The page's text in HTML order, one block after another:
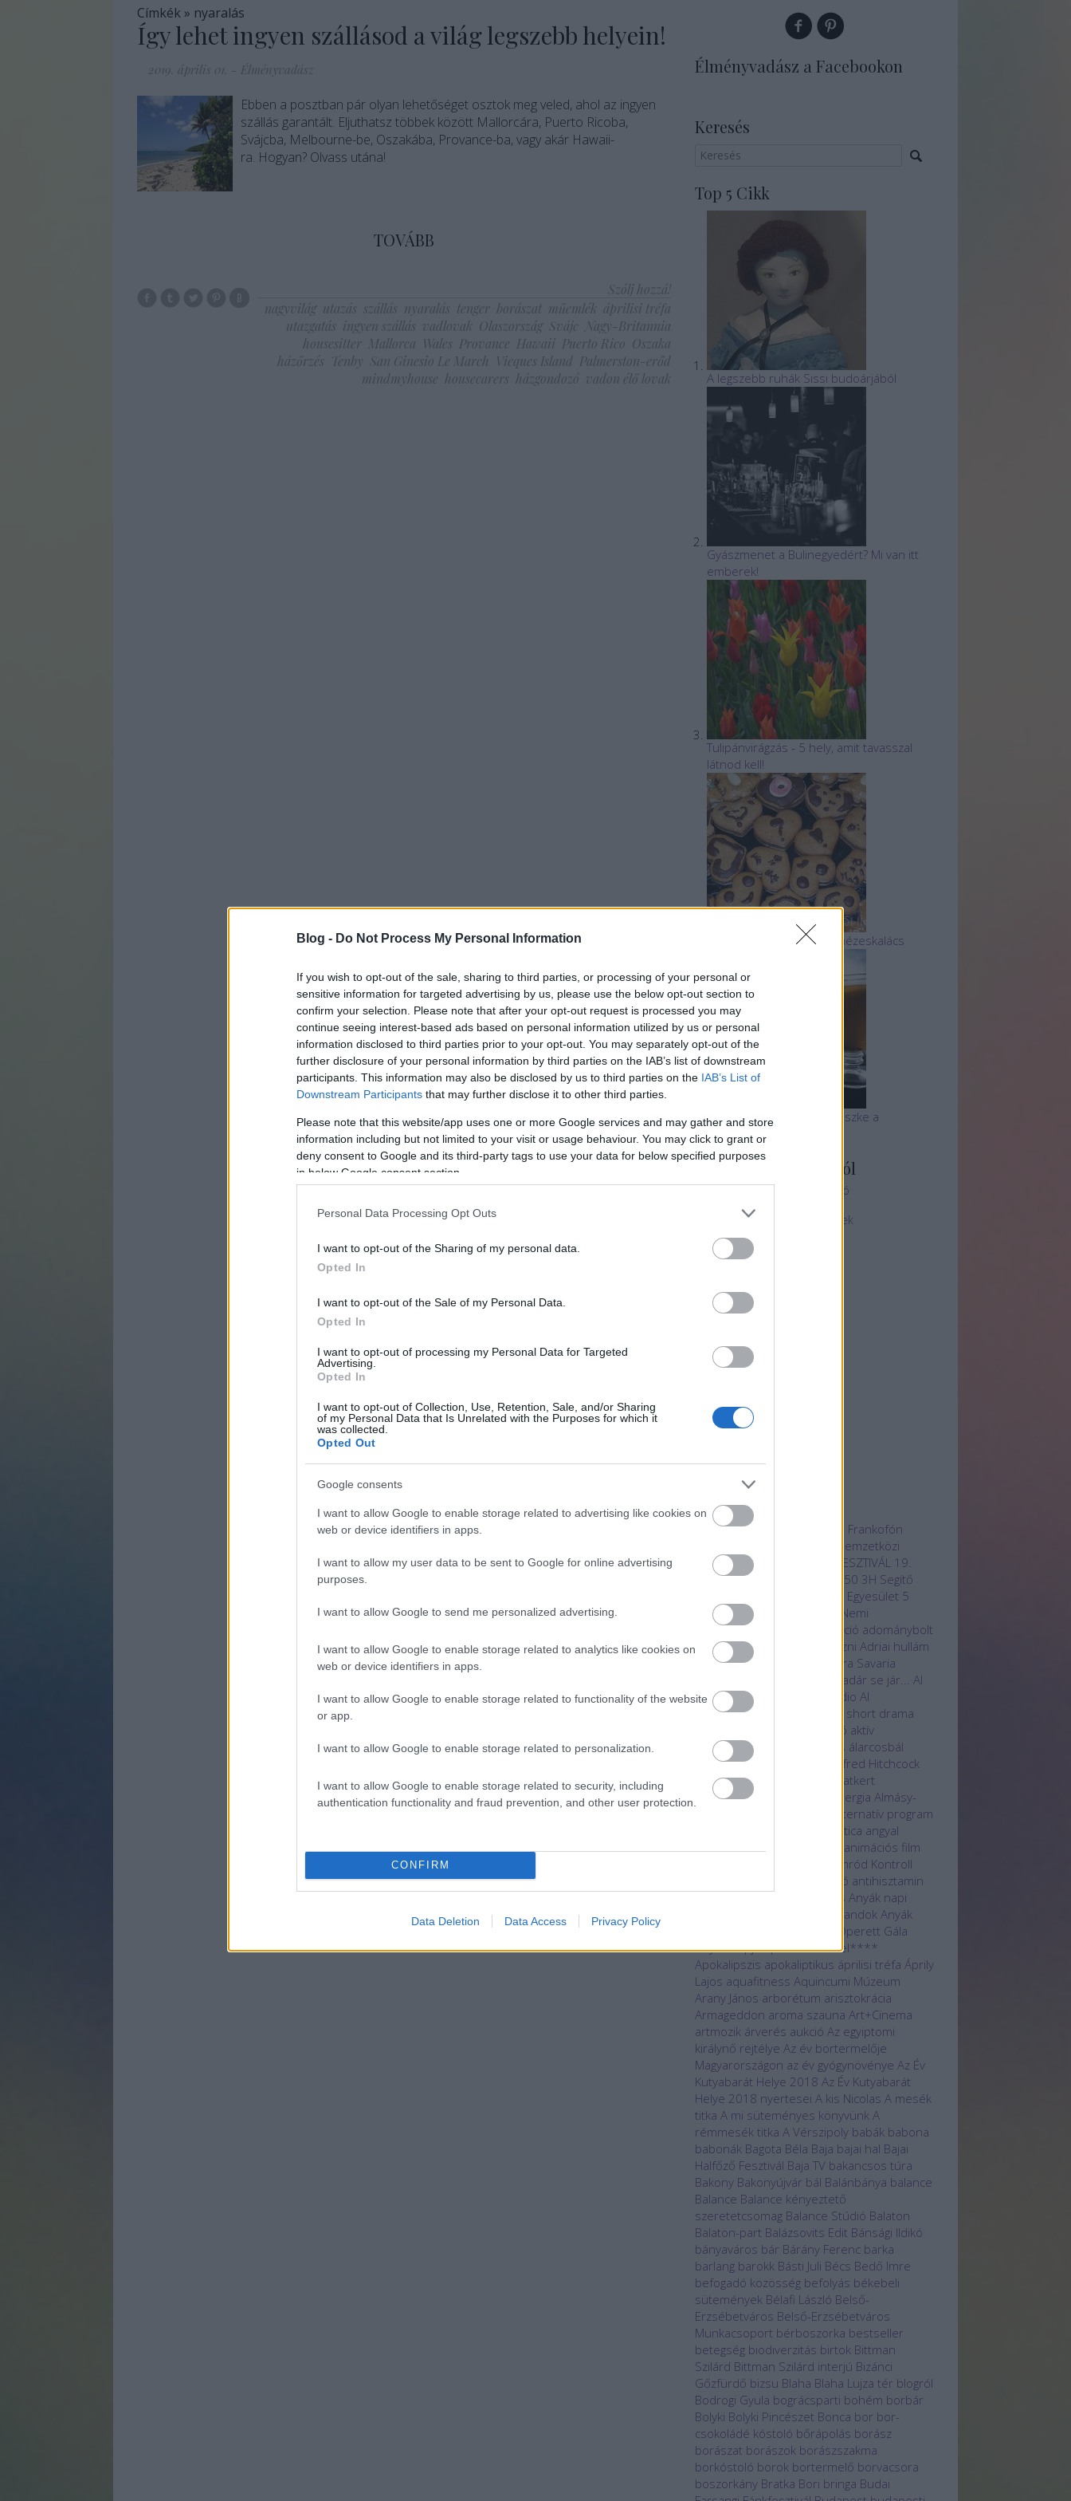
Blog - Do Not Process My Personal Information
If you wish to opt-out of the sale, sharing to third parties, or processing of your personal or
sensitive information for targeted advertising by us, please use the below opt-out section to
confirm your selection. Please note that after your opt-out request is processed you may
continue seeing interest-based ads based on personal information utilized by us or personal
information disclosed to third parties prior to your opt-out. You may separately opt-out of the
further disclosure of your personal information by third parties on the IAB’s list of downstream
participants. This information may also be disclosed by us to third parties on the IAB’s List of
Downstream Participants that may further disclose it to other third parties.
Please note that this website/app uses one or more Google services and may gather and store
information including but not limited to your visit or usage behaviour. You may click to grant or
deny consent to Google and its third-party tags to use your data for below specified purposes
in below Google consent section.
Personal Data Processing Opt Outs
I want to opt-out of the Sharing of my personal data.
Opted In
I want to opt-out of the Sale of my Personal Data.
Opted In
I want to opt-out of processing my Personal Data for Targeted
Advertising.
Opted In
I want to opt-out of Collection, Use, Retention, Sale, and/or Sharing
of my Personal Data that Is Unrelated with the Purposes for which it
was collected.
Opted Out
Google consents
I want to allow Google to enable storage related to advertising like cookies on
web or device identifiers in apps.
I want to allow my user data to be sent to Google for online advertising
purposes.
I want to allow Google to send me personalized advertising.
I want to allow Google to enable storage related to analytics like cookies on
web or device identifiers in apps.
I want to allow Google to enable storage related to functionality of the website
or app.
I want to allow Google to enable storage related to personalization.
I want to allow Google to enable storage related to security, including
authentication functionality and fraud prevention, and other user protection.
CONFIRM
Data Deletion Data Access Privacy Policy
Címkék » nyaralás
Így lehet ingyen szállásod a világ legszebb helyein!
2019. április 01. Élményvadász
Ebben a posztban pár olyan lehetőséget osztok meg veled, ahol az ingyen
szállás garantált. Eljuthatsz többek között Mallorcára, Puerto Ricoba,
Svájcba, Melbourne-be, Oszakába, Provance-ba, vagy akár Hawaii-
ra. Hogyan? Olvass utána!
TOVÁBB
Szólj hozzá!
nagyvilág utazás szállás nyaralás tenger borászat műemlék
áprilisi tréfa
utazgatás ingyen szállás vadlovak Olaszország Svájc
Nagy-Britannia
housesitter Mallorca Wales Provance Hawaii Puerto Rico Oszaka
házőrzés Tenby San Ginesio Le March Vieques Island Palmerston-erőd
mindmyhouse
housecarers házgondozó vadon élő lovak
Élményvadász a Facebookon
Keresés
Top 5 Cikk
A legszebb ruhák Sissi budoárjából
Gyászmenet a Bulinegyedért? Mi van itt
emberek!
Tulipánvirágzás - 5 hely, amit tavasszal
látnod kell!
A legtutibb finom, puha mézeskalács
A tihanyi Echo csapata büszke a
kutyabarátságra
Élményvadász blogról
Élményvadászat - Oldal ajánló
Mi ez + Felhasználási feltételek
Archívum
2025 január
2024 december
2024 június
2024 január
2023 szeptember
Tovább...
Címkék
#maradjotthon
12. Frankofón
16. Anilogue Nemzetközi
Animációs
17. OLASZ FILMFESZTIVÁL 19.
századi receptek
250 3H Segítő
3H SK Egyesület 5
különleges hotelszoba
85. Nemi
Eperfesztivál
aberráció adománybolt
adományosztás
adományozni Adriai hullám
ADS Service
Agora Savaria
Ahol a madár se jár... AI
AI-technológia
Aillusion Studio AI
International Film Festival
AI short drama
akció aktív
kikapcsolódás
aktív pihenés álarcosbál
album Alcsúti Arborétum
Alfred Hitchcock
alkotás alkotók
Állatkert
állatmentés
allergia Almásy-
alternatív program
Anachronistica angyal
Anilogue Fesztivál
animációs film
Antal Nimród Kontroll
antiaging stúdió antihisztamin
Anyák napi futás Anyák napi
Anyák napi kalandok Anyák
Anyák napi Operett Gála
Anyák Napja Aphrodite Hotel****
Apokalipszis apokaliptikus áprilisi tréfa Áprily
Lajos aquafitness Aquincumi Múzeum
Arany János arborétum arisztokrácia
Armageddon aroma szauna Art+Cinema
artmozik árverés aukció Az egyiptomi
királynő rejtélye Az év bortermelője
Magyarországon az év gyógynövénye Az Év
Kutyabarát Helye 2018 Az Év Kutyabarát
Helye 2018 nyertesei A kis Nicolas A mesék
titka A mi süteményes könyvünk A
rémmesék titka A Vérszipoly babák babona
babonák Bagota Béla Baja bajai hal Bajai
Halfőző Fesztivál Baja TV bakancsos túra
Bakony Bakonyújvár bál Balánbánya balance
Balance Balance kényeztető
szeretetcsomag Balance Stúdió Balaton
Balaton-part Balázsovits Edit Bánsági Ildikó
bányaváros bár Bárány Ferenc barka
barlang barokk Básti Juli Bécs Bedő Imre
befogadó közösség befolyás békebeli
sütemények Bélafi László Belső-
Erzsébetváros Belső-Erzsébetváros
Munkacsoport bérboszorka bestseller
betegség biodiverzitás birtok Bittman
Szilárd Bittman Szilárd interjú Bizánci
Gőzfürdő bizsu Blaha Blaha Lujza tér blogról
Bodrogi Gyula bográcsparti bohém borbár
Bolyki Bolyki Pincészet Bonca bor bor-
csokoládé kóstoló bőrápolás borász
borászat borászok borászszakma
borkóstoló borok bortermelő borvacsora
boszorkány Bratka Bori bringa Budai